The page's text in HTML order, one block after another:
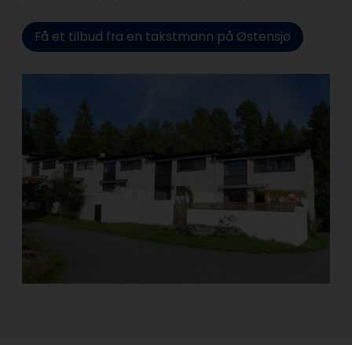
Få et tilbud fra en takstmann på Østensjø